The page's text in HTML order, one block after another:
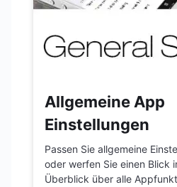
Allgemeine App
Einstellungen
Passen Sie allgemeine
oder werfen Sie einen Blick
Überblick über alle